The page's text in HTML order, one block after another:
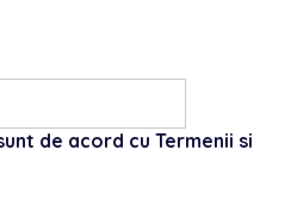
de acord cu Termenii si